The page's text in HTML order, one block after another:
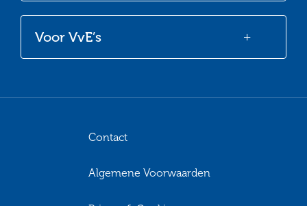
Voor VvE’s
Contact
Algemene Voorwaarden